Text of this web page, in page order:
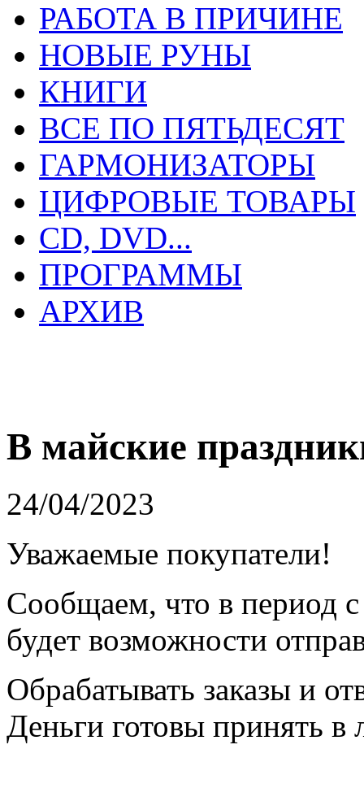
РАБОТА В ПРИЧИНЕ
НОВЫЕ РУНЫ
КНИГИ
ВСЕ ПО ПЯТЬДЕСЯТ
ГАРМОНИЗАТОРЫ
ЦИФРОВЫЕ ТОВАРЫ
CD, DVD...
ПРОГРАММЫ
АРХИВ
В майские
24/04/2023
Уважаемые покупатели!
Сообщаем, что в период
будет возможности
Обрабатывать заказы и
Деньги готовы принять в